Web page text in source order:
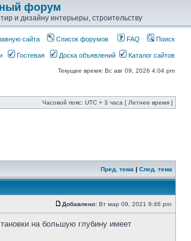
форум
и дизайну интерьеры, строительству
сайта Список форумов FAQ Поиск
Гостевая Доска объявлений Каталог сайтов
Текущее время: Вс авг 09, 2026 4:04 pm
Часовой пояс: UTC + 3 часа [ Летнее время ]
Пред. тема | След. тема
Добавлено: Вт мар 09, 2021 9:46 pm
на большую глубину имеет